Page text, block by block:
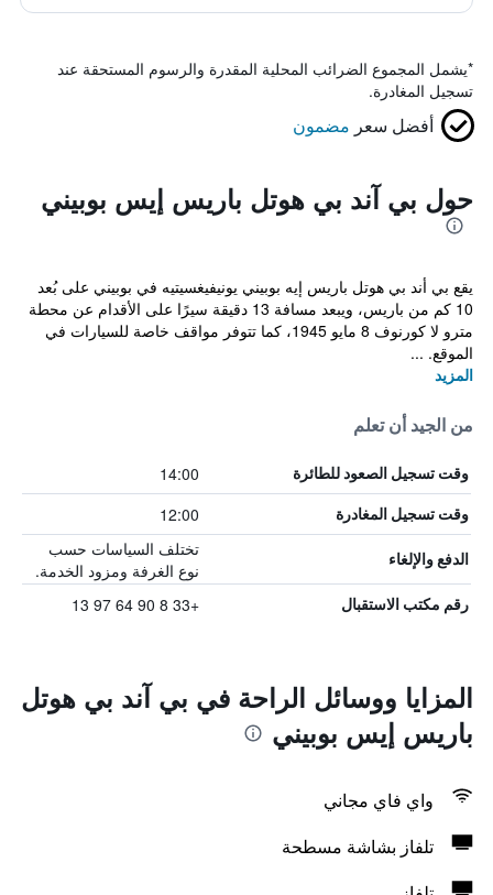
*يشمل المجموع الضرائب المحلية المقدرة والرسوم المستحقة عند
تسجيل المغادرة.
أفضل سعر مضمون
حول بي آند بي هوتل باريس إيس بوبيني
يقع بي أند بي هوتل باريس إيه بوبيني يونيفيغسيتيه في بوبيني على بُعد
10 كم من باريس، ويبعد مسافة 13 دقيقة سيرًا على الأقدام عن محطة
مترو لا كورنوف 8 مايو 1945، كما تتوفر مواقف خاصة للسيارات في
الموقع. ...
المزيد
من الجيد أن تعلم
وقت تسجيل الصعود للطائرة 14:00
وقت تسجيل المغادرة 12:00
الدفع والإلغاء
تختلف السياسات حسب
نوع الغرفة ومزود الخدمة.
رقم مكتب الاستقبال +33 8 90 64 97 13
المزايا ووسائل الراحة في بي آند بي هوتل
باريس إيس بوبيني
واي فاي مجاني
تلفاز بشاشة مسطحة